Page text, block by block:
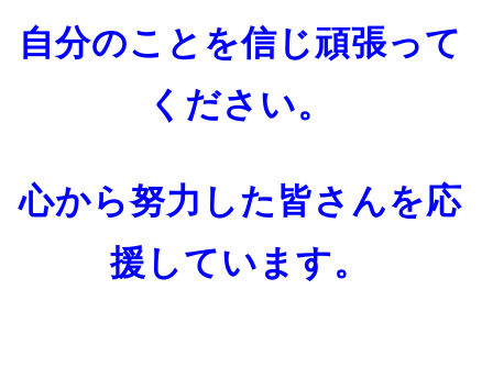
自分のことを信じ頑張って
ください。
心から努力した皆さんを応
援しています。